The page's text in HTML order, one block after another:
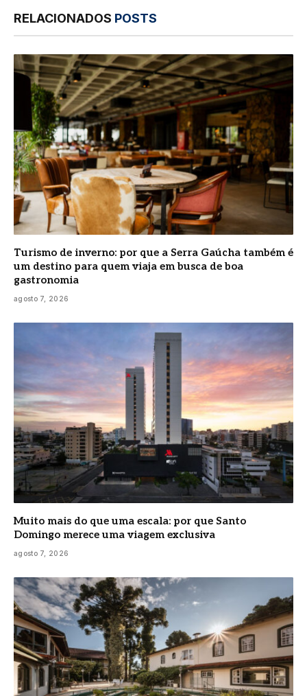
RELACIONADOS POSTS
Turismo de inverno: por que a Serra Gaúcha também é
um destino para quem viaja em busca de boa
gastronomia
agosto 7, 2026
Muito mais do que uma escala: por que Santo
Domingo merece uma viagem exclusiva
agosto 7, 2026